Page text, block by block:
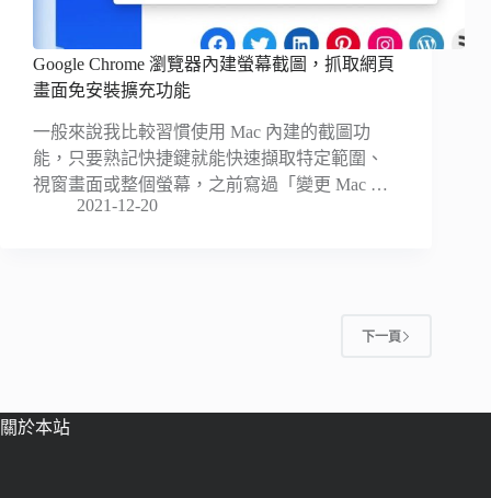
Google Chrome 瀏覽器內建螢幕截圖，抓取網頁
畫面免安裝擴充功能
一般來說我比較習慣使用 Mac 內建的截圖功
能，只要熟記快捷鍵就能快速擷取特定範圍、
視窗畫面或整個螢幕，之前寫過「變更 Mac …
2021-12-20
下一頁
關於本站